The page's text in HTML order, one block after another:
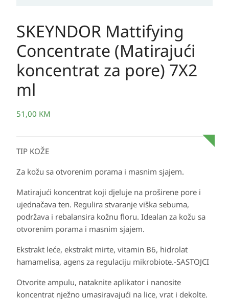
SKEYNDOR Mattifying
Concentrate (Matirajući
koncentrat za pore) 7X2
ml
51,00 KM
TIP KOŽE
Za kožu sa otvorenim porama i masnim sjajem.
Matirajući koncentrat koji djeluje na proširene pore i
ujednačava ten. Regulira stvaranje viška sebuma,
podržava i rebalansira kožnu floru. Idealan za kožu sa
otvorenim porama i masnim sjajem.
Ekstrakt leće, ekstrakt mirte, vitamin B6, hidrolat
hamamelisa, agens za regulaciju mikrobiote.-SASTOJCI
Otvorite ampulu, nataknite aplikator i nanosite
koncentrat nježno umasiravajući na lice, vrat i dekolte.